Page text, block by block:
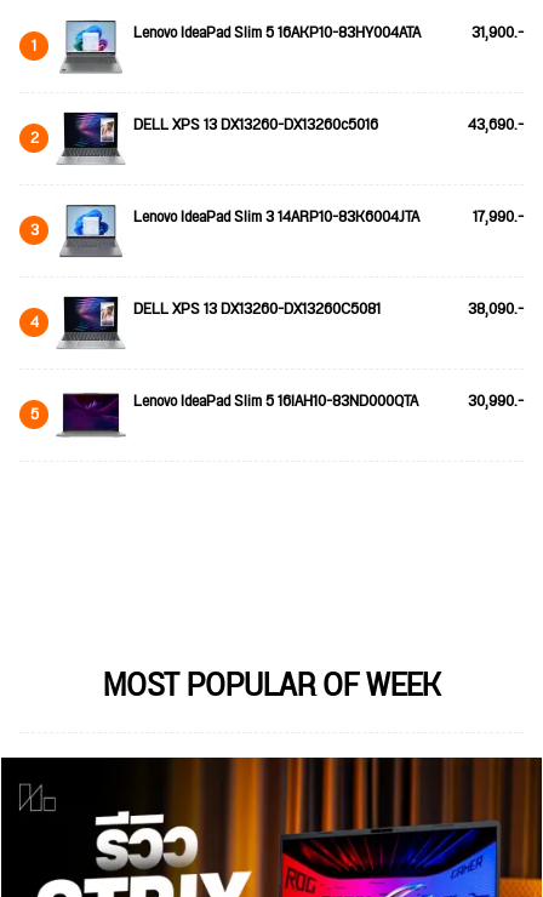
1 Lenovo IdeaPad Slim 5 16AKP10-83HY004ATA 31,900.-
2 DELL XPS 13 DX13260-DX13260c5016 43,690.-
3 Lenovo IdeaPad Slim 3 14ARP10-83K6004JTA 17,990.-
4 DELL XPS 13 DX13260-DX13260C5081 38,090.-
5 Lenovo IdeaPad Slim 5 16IAH10-83ND000QTA 30,990.-
MOST POPULAR OF WEEK